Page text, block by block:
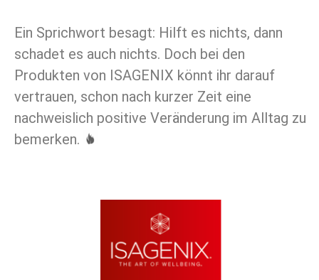
Ein Sprichwort besagt: Hilft es nichts, dann
schadet es auch nichts. Doch bei den
Produkten von ISAGENIX könnt ihr darauf
vertrauen, schon nach kurzer Zeit eine
nachweislich positive Veränderung im Alltag zu
bemerken.